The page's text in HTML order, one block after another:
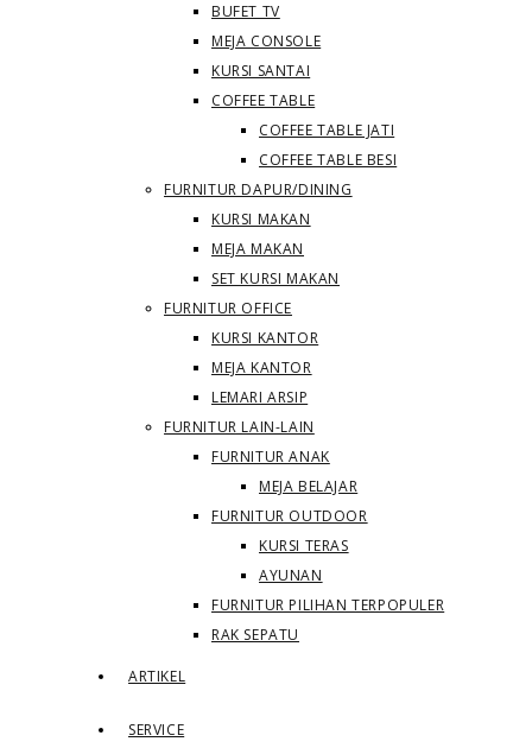
BUFET TV
MEJA CONSOLE
KURSI SANTAI
COFFEE TABLE
COFFEE TABLE JATI
COFFEE TABLE BESI
FURNITUR DAPUR/DINING
KURSI MAKAN
MEJA MAKAN
SET KURSI MAKAN
FURNITUR OFFICE
KURSI KANTOR
MEJA KANTOR
LEMARI ARSIP
FURNITUR LAIN-LAIN
FURNITUR ANAK
MEJA BELAJAR
FURNITUR OUTDOOR
KURSI TERAS
AYUNAN
FURNITUR PILIHAN TERPOPULER
RAK SEPATU
ARTIKEL
SERVICE